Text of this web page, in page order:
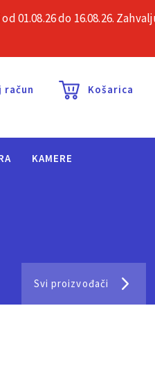
Kontakt
račun Košarica
KAMERE
Svi proizvođači
do 16.08.26.